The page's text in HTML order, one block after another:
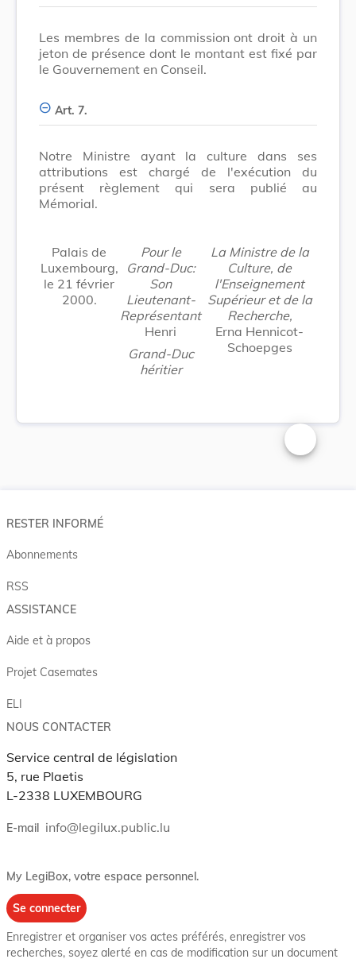
Les membres de la commission ont droit à un
jeton de présence dont le montant est fixé par
le Gouvernement en Conseil.
Art. 7.
Notre Ministre ayant la culture dans ses
attributions est chargé de l'exécution du
présent règlement qui sera publié au
Mémorial.
Palais de
Luxembourg,
le 21 février
2000.
Pour le
Grand-Duc:
Son
Lieutenant-
Représentant
Henri
Grand-Duc
héritier
La Ministre de la
Culture, de
l'Enseignement
Supérieur et de la
Recherche,
Erna Hennicot-
Schoepges
Changer la
RESTER INFORMÉ
Abonnements
RSS
ASSISTANCE
Aide et à propos
Projet Casemates
ELI
NOUS CONTACTER
Service central de législation
5, rue Plaetis
L-2338 LUXEMBOURG
E-mail info@legilux.public.lu
My LegiBox, votre espace personnel.
Se connecter
Enregistrer et organiser vos actes préférés, enregistrer vos
recherches, soyez alerté en cas de modification sur un document